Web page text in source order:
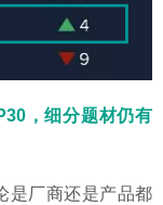
，细分题材仍有
是厂商还是产品都